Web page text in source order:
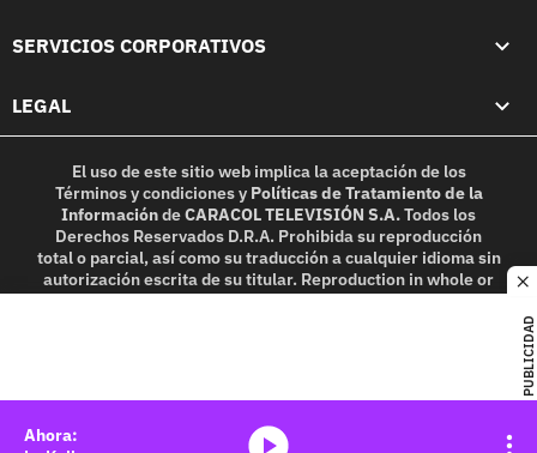
PUBLICIDAD
SERVICIOS CORPORATIVOS
LEGAL
El uso de este sitio web implica la aceptación de los
Términos y condicionesy Políticas de Tratamiento de la
InformacióndeCARACOL TELEVISIÓN S.A.Todos los
Derechos Reservados D.R.A. Prohibida su reproducción
total o parcial, así como su traducción a cualquier idioma sin
autorización escrita de su titular. Reproduction in whole or
in part, or translation without written permission is